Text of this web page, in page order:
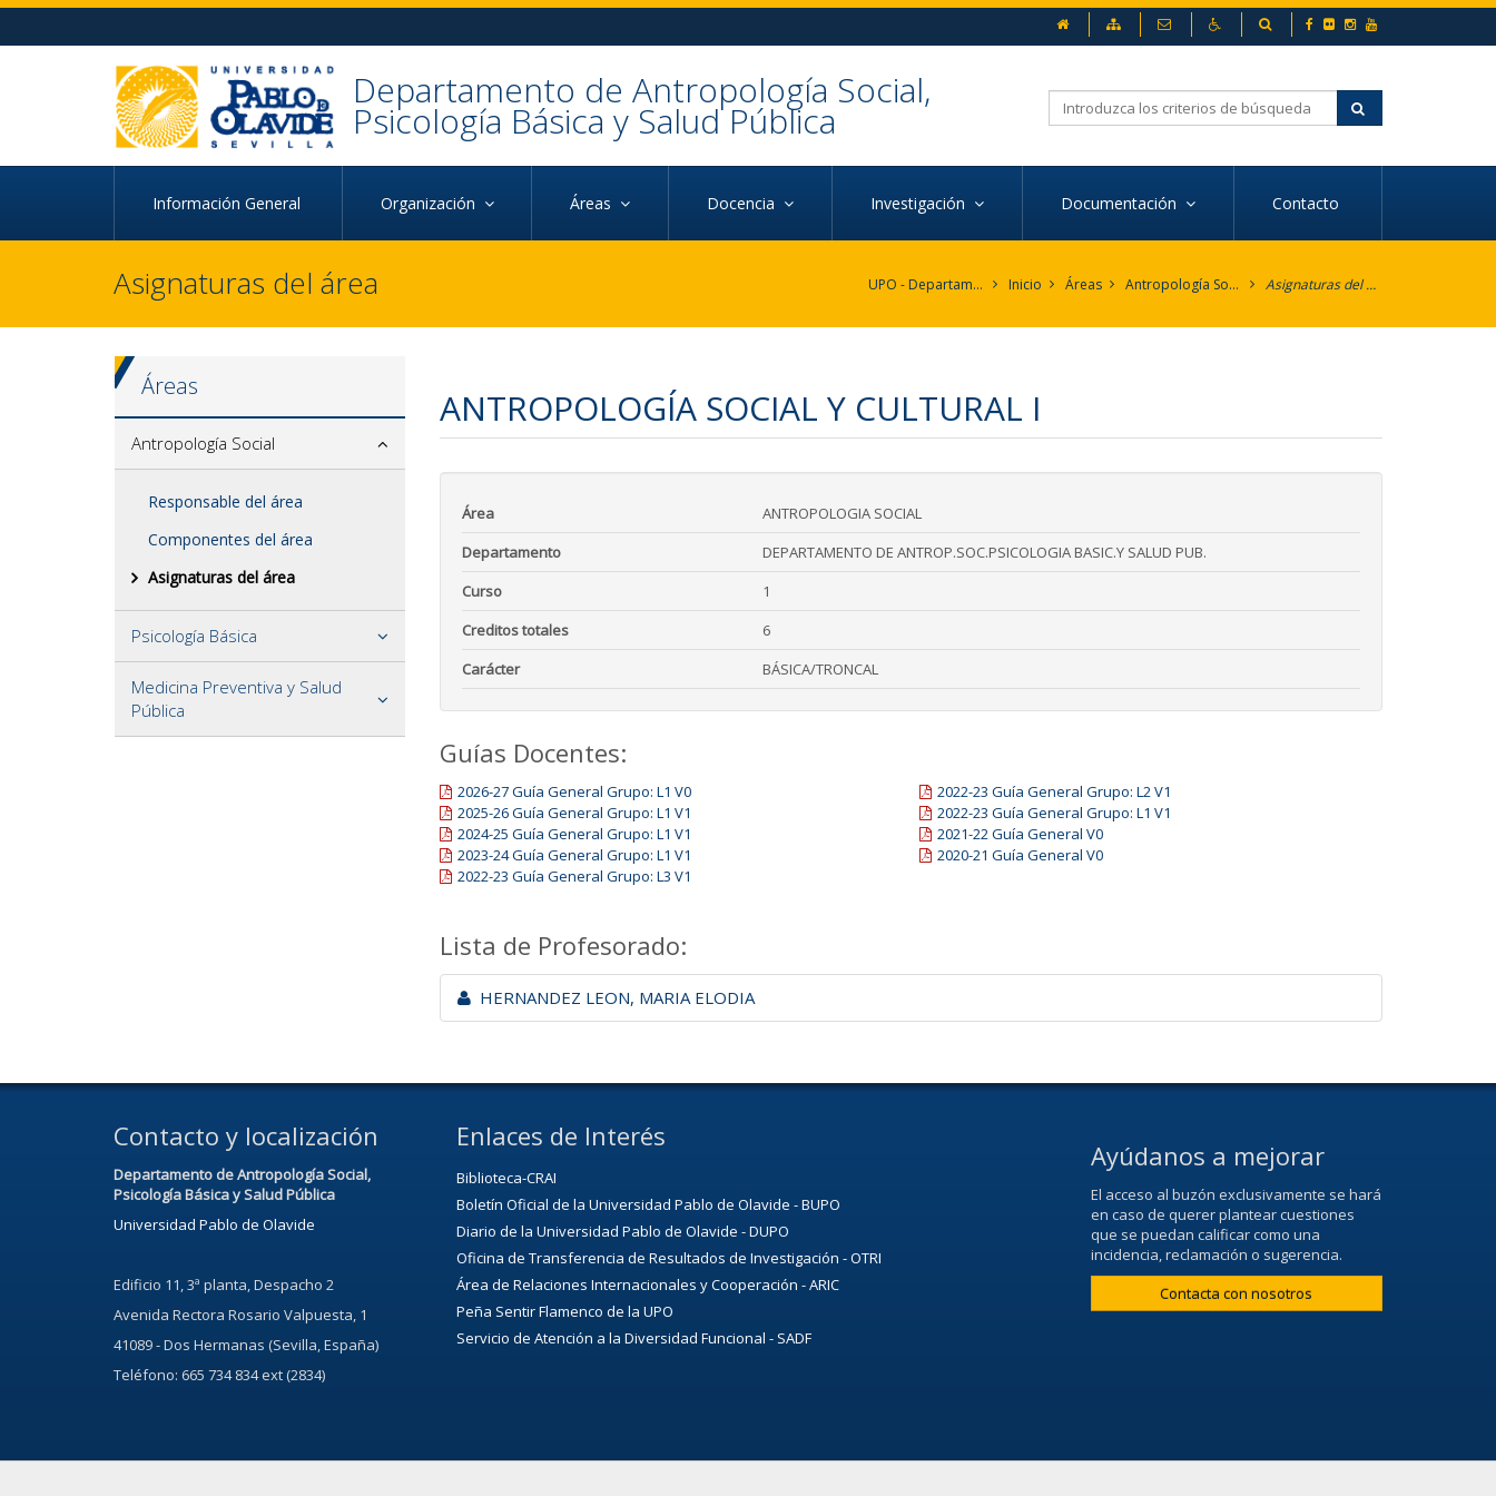
Ir al contenido principal de la página (alt + s)
Ir al pie de la página (alt + p)
Ir al menú principal (alt + u)
Mapa web Contacto AccesibilidadBuscador
Departamento de Antropología Social,
Psicología Básica y Salud Pública
Información General Organización Áreas Docencia Investigación Documentación Contacto
Asignaturas del área UPO - Departamento de Antropología Social, Psicología Básica y Salud Pública Inicio Áreas Antropología Social Asignaturas del área
Áreas
Antropología Social
Responsable del área
Componentes del área
Asignaturas del área
Psicología Básica
Medicina Preventiva y Salud
Pública
ANTROPOLOGÍA SOCIAL Y CULTURAL I
Área
ANTROPOLOGIA SOCIAL
Departamento
DEPARTAMENTO DE ANTROP.SOC.PSICOLOGIA BASIC.Y SALUD PUB.
Curso
1
Creditos totales
6
Carácter
BÁSICA/TRONCAL
Guías Docentes:
2026-27 Guía General Grupo: L1 V0
2025-26 Guía General Grupo: L1 V1
2024-25 Guía General Grupo: L1 V1
2023-24 Guía General Grupo: L1 V1
2022-23 Guía General Grupo: L3 V1
2022-23 Guía General Grupo: L2 V1
2022-23 Guía General Grupo: L1 V1
2021-22 Guía General V0
2020-21 Guía General V0
Lista de Profesorado:
HERNANDEZ LEON, MARIA ELODIA
Contacto y localización
Departamento de Antropología Social,
Psicología Básica y Salud Pública
Universidad Pablo de Olavide
Edificio 11, 3ª planta, Despacho 2
Avenida Rectora Rosario Valpuesta, 1
41089 - Dos Hermanas (Sevilla, España)
Teléfono: 665 734 834 ext (2834)
Enlaces de Interés
Biblioteca-CRAI
Boletín Oficial de la Universidad Pablo de Olavide - BUPO
Diario de la Universidad Pablo de Olavide - DUPO
Oficina de Transferencia de Resultados de Investigación - OTRI
Área de Relaciones Internacionales y Cooperación - ARIC
Peña Sentir Flamenco de la UPO
Servicio de Atención a la Diversidad Funcional - SADF
Ayúdanos a mejorar
El acceso al buzón exclusivamente se hará
en caso de querer plantear cuestiones
que se puedan calificar como una
incidencia, reclamación o sugerencia.
Contacta con nosotros